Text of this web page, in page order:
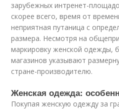
зарубежных интренет-
скорее всего, время от
неприятная путаница с
размера. Несмотря на
маркировку женской одежды,
магазинов указывают
стране-производителю.
Женская одежда:
Покупая женскую одежду за